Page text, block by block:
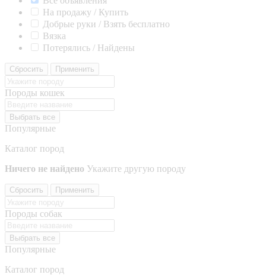
На продажу / Купить
Добрые руки / Взять бесплатно
Вязка
Потерялись / Найдены
Сбросить Применить
Породы кошек
Выбрать все
Популярные
Каталог пород
Ничего не найдено Укажите другую породу
Сбросить Применить
Породы собак
Выбрать все
Популярные
Каталог пород